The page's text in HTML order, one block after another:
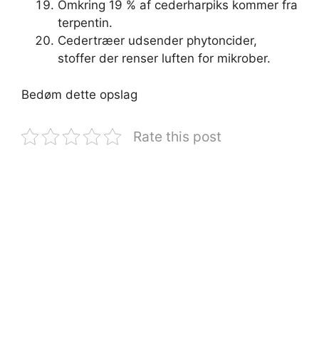
Omkring 19 % af cederharpiks kommer fra
terpentin.
Cedertræer udsender phytoncider,
stoffer der renser luften for mikrober.
Bedøm dette opslag
Rate this post